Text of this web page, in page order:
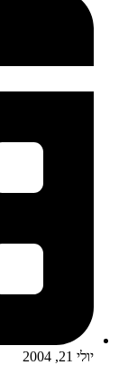
יולי 21, 2004